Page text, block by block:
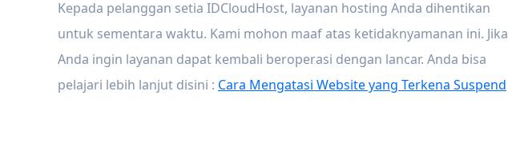
Kepada pelanggan setia IDCloudHost, layanan hosting Anda dihentikan
untuk sementara waktu. Kami mohon maaf atas ketidaknyamanan ini. Jika
Anda ingin layanan dapat kembali beroperasi dengan lancar. Anda bisa
pelajari lebih lanjut disini : Cara Mengatasi Website yang Terkena Suspend